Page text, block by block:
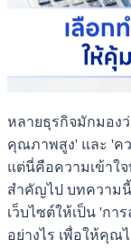
หลายธุรกิจมักมอง
คุณภาพสูง' และ 'ค
แต่นี่คือความเข้าใ
สำคัญไป บทความ
เว็บไซต์ให้เป็น 'ก
อย่างไร เพื่อให้คุณ